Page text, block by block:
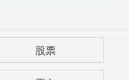
股票